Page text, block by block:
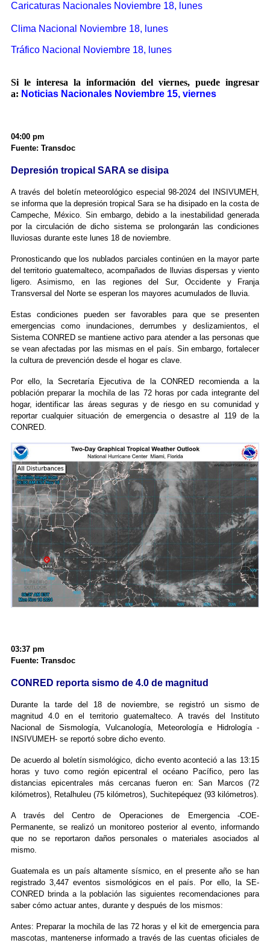
Caricaturas Nacionales Noviembre 18, lunes
Clima Nacional Noviembre 18, lunes
Tráfico Nacional Noviembre 18, lunes
Si le interesa la información del viernes, puede ingresar
a: Noticias Nacionales Noviembre 15, viernes
04:00 pm
Fuente: Transdoc
Depresión tropical SARA se disipa
A través del boletín meteorológico especial 98-2024 del INSIVUMEH,
se informa que la depresión tropical Sara se ha disipado en la costa de
Campeche, México. Sin embargo, debido a la inestabilidad generada
por la circulación de dicho sistema se prolongarán las condiciones
lluviosas durante este lunes 18 de noviembre.
Pronosticando que los nublados parciales continúen en la mayor parte
del territorio guatemalteco, acompañados de lluvias dispersas y viento
ligero. Asimismo, en las regiones del Sur, Occidente y Franja
Transversal del Norte se esperan los mayores acumulados de lluvia.
Estas condiciones pueden ser favorables para que se presenten
emergencias como inundaciones, derrumbes y deslizamientos, el
Sistema CONRED se mantiene activo para atender a las personas que
se vean afectadas por las mismas en el país. Sin embargo, fortalecer
la cultura de prevención desde el hogar es clave.
Por ello, la Secretaría Ejecutiva de la CONRED recomienda a la
población preparar la mochila de las 72 horas por cada integrante del
hogar, identificar las áreas seguras y de riesgo en su comunidad y
reportar cualquier situación de emergencia o desastre al 119 de la
CONRED.
03:37 pm
Fuente: Transdoc
CONRED reporta sismo de 4.0 de magnitud
Durante la tarde del 18 de noviembre, se registró un sismo de
magnitud 4.0 en el territorio guatemalteco. A través del Instituto
Nacional de Sismología, Vulcanología, Meteorología e Hidrología -
INSIVUMEH- se reportó sobre dicho evento.
De acuerdo al boletín sismológico, dicho evento aconteció a las 13:15
horas y tuvo como región epicentral el océano Pacífico, pero las
distancias epicentrales más cercanas fueron en: San Marcos (72
kilómetros), Retalhuleu (75 kilómetros), Suchitepéquez (93 kilómetros).
A través del Centro de Operaciones de Emergencia -COE-
Permanente, se realizó un monitoreo posterior al evento, informando
que no se reportaron daños personales o materiales asociados al
mismo.
Guatemala es un país altamente sísmico, en el presente año se han
registrado 3,447 eventos sismológicos en el país. Por ello, la SE-
CONRED brinda a la población las siguientes recomendaciones para
saber cómo actuar antes, durante y después de los mismos:
Antes: Preparar la mochila de las 72 horas y el kit de emergencia para
mascotas, mantenerse informado a través de las cuentas oficiales de